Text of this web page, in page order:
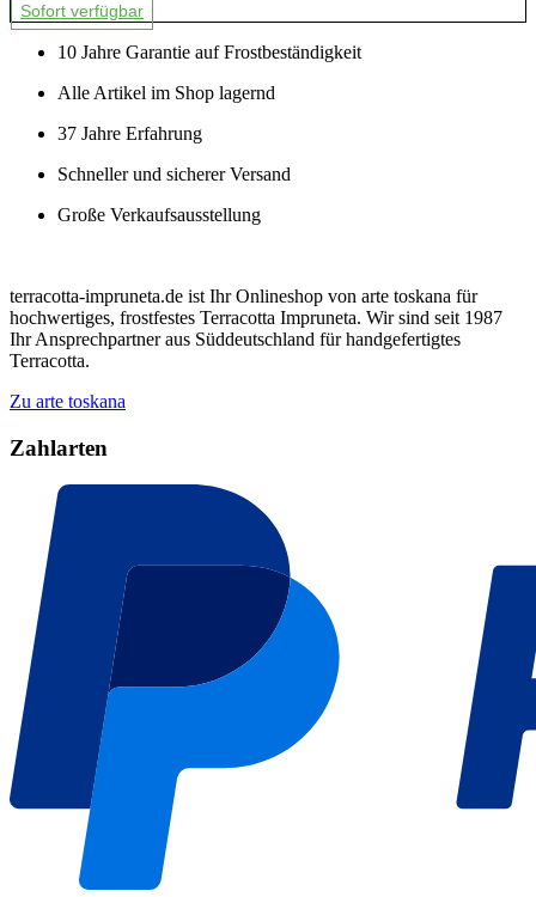
Sofort verfügbar
10 Jahre Garantie auf Frostbeständigkeit
Alle Artikel im Shop lagernd
37 Jahre Erfahrung
Schneller und sicherer Versand
Große Verkaufsausstellung
terracotta-impruneta.de ist Ihr Onlineshop von arte toskana für
hochwertiges, frostfestes Terracotta Impruneta. Wir sind seit 1987
Ihr Ansprechpartner aus Süddeutschland für handgefertigtes
Terracotta.
Zu arte toskana
Zahlarten